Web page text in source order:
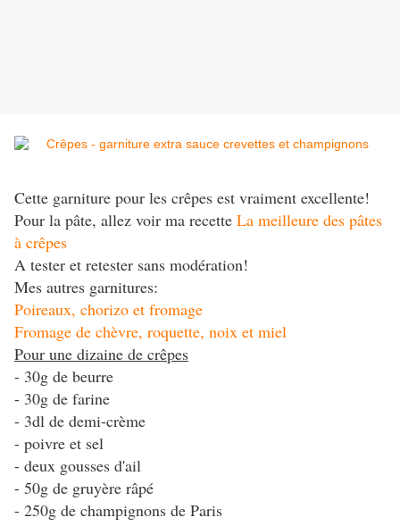
Cette garniture pour les crêpes est vraiment excellente!
Pour la pâte, allez voir ma recette La meilleure des pâtes
à crêpes
A tester et retester sans modération!
Mes autres garnitures:
Poireaux, chorizo et fromage
Fromage de chèvre, roquette, noix et miel
Pour une dizaine de crêpes
- 30g de beurre
- 30g de farine
- 3dl de demi-crème
- poivre et sel
- deux gousses d'ail
- 50g de gruyère râpé
- 250g de champignons de Paris